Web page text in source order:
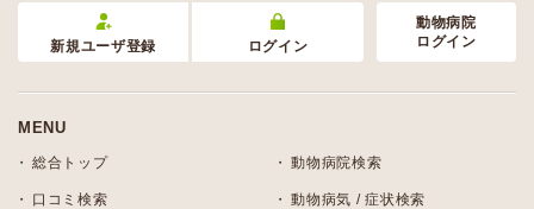
新規ユーザ登録 ログイン
動物病院
ログイン
MENU
総合トップ 動物病院検索
口コミ検索 動物病気 / 症状検索